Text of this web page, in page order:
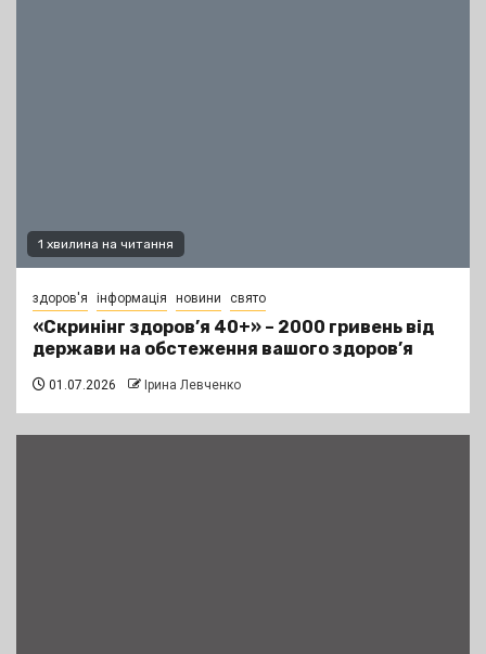
1 хвилина на читання
здоров'я інформація новини свято
«Скринінг здоров’я 40+» – 2000 гривень від
держави на обстеження вашого здоров’я
01.07.2026 Ірина Левченко